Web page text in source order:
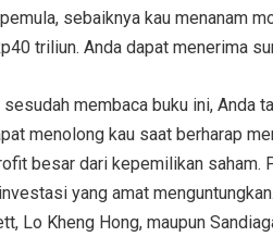
sebaiknya kau menanam
triliun. Anda dapat menerima
sesudah membaca buku ini,
menolong kau saat berharap
besar dari kepemilikan
yang amat
Lo Kheng Hong, maupun